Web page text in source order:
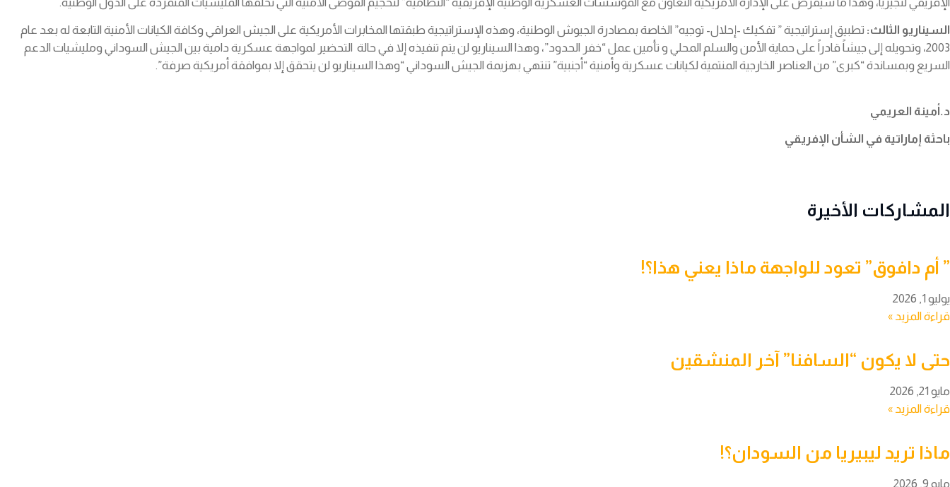
السيناريو الثالث: تطبيق إستراتيجية ” تفكيك -إحلال- توجيه” الخاصة بمصادرة الجيوش الوطنية، وهذه الإستراتيجية طبقتها المخابرات الأمريكية على الجيش العراقي وكافة الكيانات الأمنية التابعة له بعد عام
2003، وتحويله إلى جيشاً قادراً على حماية الأمن والسلم المحلي و تأمين عمل “خفر الحدود”، وهذا السيناريو لن يتم تنفيذه إلا في حالة التحضير لمواجهة عسكرية دامية بين الجيش السوداني ومليشيات الدعم
السريع وبمساندة “كبرى” من العناصر الخارجية المنتمية لكيانات عسكرية وأمنية “أجنبية” تنتهي بهزيمة الجيش السوداني “وهذا السيناريو لن يتحقق إلا بموافقة أمريكية صرفة”.
د.أمينة العريمي
باحثة إماراتية في الشأن الإفريقي
المشاركات الأخيرة
‏” أم دافوق” تعود للواجهة ماذا يعني هذا؟!
يوليو 1, 2026
قراءة المزيد »
حتى لا يكون “السافنا” آخر المنشقين
مايو 21, 2026
قراءة المزيد »
ماذا تريد ليبيريا من السودان؟!
مايو 9, 2026